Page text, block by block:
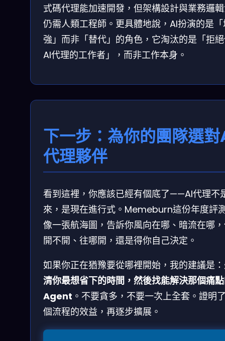
式碼代理能加速開發，但架構設計與業務邏
仍需人類工程師。更具體地說，AI扮演的是
強」而非「替代」的角色，它淘汰的是「拒
AI代理的工作者」，而非工作本身。
下一步：為你的團隊選
代理夥伴
看到這裡，你應該已經有個底了——AI代理不
來，是現在進行式。Memeburn這份年度評
像一張航海圖，告訴你風向在哪、暗流在哪
開不開、往哪開，還是得你自己決定。
如果你正在猶豫要從哪裡開始，我的建議是：
清你最想省下的時間，然後找能解決那個痛
Agent 。不要貪多，不要一次上全套。證明
個流程的效益，再逐步擴展。